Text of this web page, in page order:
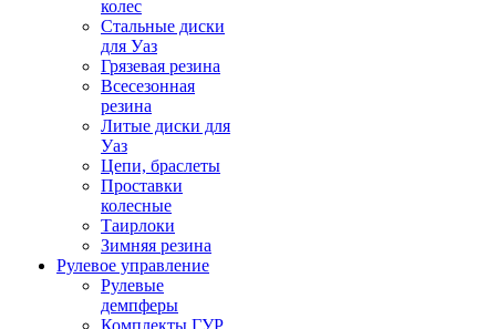
колес
Стальные диски
для Уаз
Грязевая резина
Всесезонная
резина
Литые диски для
Уаз
Цепи, браслеты
Проставки
колесные
Таирлоки
Зимняя резина
Рулевое управление
Рулевые
демпферы
Комплекты ГУР